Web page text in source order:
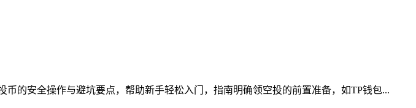
的安全操作与避坑要点，帮助新手轻松入门，指南明确领空投的前置准备，如TP钱包...